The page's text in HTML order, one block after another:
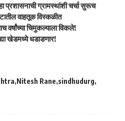
प्रशासनाची ग्रामस्थांशी चर्चा सुरूच
वाहतूक विस्कळीत
चिमुकल्याला विकले!
खेडमध्ये धडाडणार!
Nitesh Rane sindhudurg